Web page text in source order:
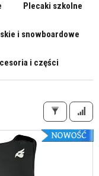
Plecaki szkolne
i snowboardowe
i części